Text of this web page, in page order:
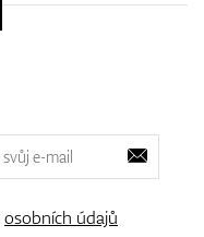
osobních údajů